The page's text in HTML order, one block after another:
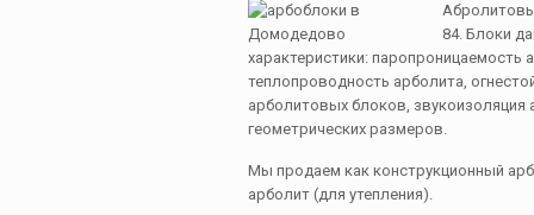
84. Блоки
характеристики: паропроницаемость
теплопроводность арболита,
арболитовых блоков,
геометрических размеров.
Мы продаем как конструкционный
арболит (для утепления).